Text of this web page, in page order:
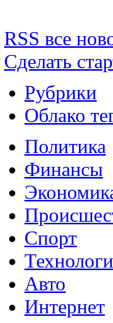
RSS все
Сделать
Рубрики
Облако
Политика
Финансы
Спорт
Авто
Интернет